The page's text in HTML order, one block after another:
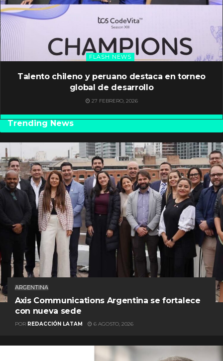
FLASH NEWS
Talento chileno y peruano destaca en torneo
global de desarrollo
27 FEBRERO, 2026
Trending News
ARGENTINA
Axis Communications Argentina se fortalece
con nueva sede
POR REDACCIÓN LATAM 6 AGOSTO, 2026